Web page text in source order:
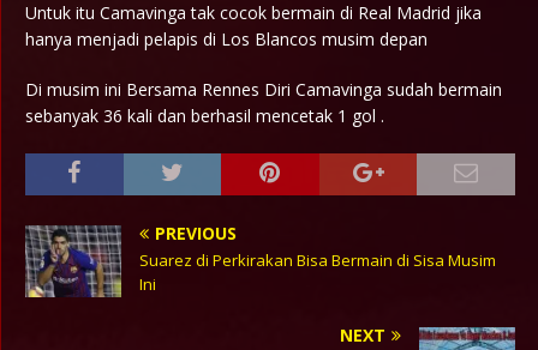
Untuk itu Camavinga tak cocok bermain di Real Madrid jika
hanya menjadi pelapis di Los Blancos musim depan
Di musim ini Bersama Rennes Diri Camavinga sudah bermain
sebanyak 36 kali dan berhasil mencetak 1 gol .
PREVIOUS
Suarez di Perkirakan Bisa Bermain di Sisa Musim
Ini
NEXT